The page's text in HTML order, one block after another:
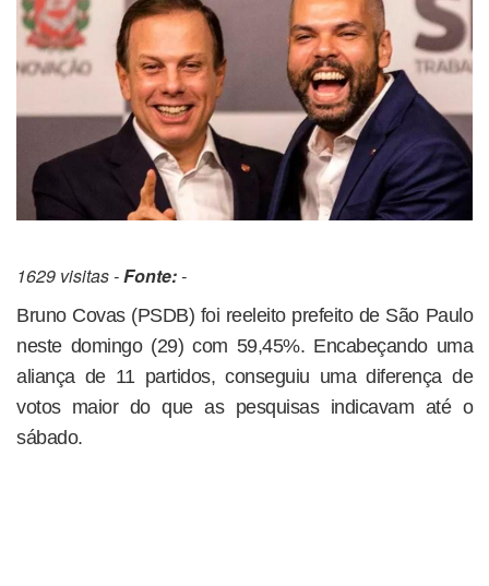
1629 visitas -Fonte:-
Bruno Covas (PSDB) foi reeleito prefeito de São Paulo
neste domingo (29) com 59,45%. Encabeçando uma
aliança de 11 partidos, conseguiu uma diferença de
votos maior do que as pesquisas indicavam até o
sábado.